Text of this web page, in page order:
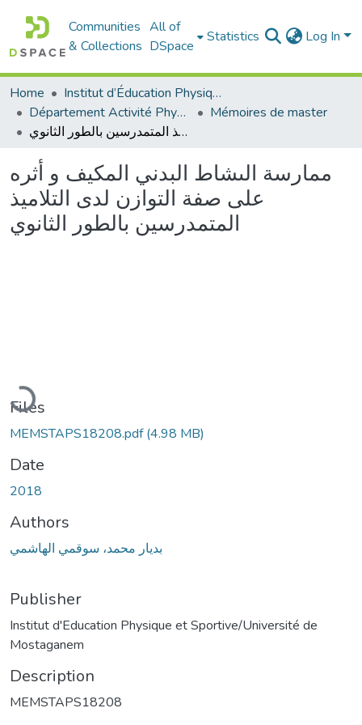
Communities
& Collections
All of
DSpace
Statistics Log In
Home
Institut d’Éducation Physique et Sportive
Département Activité Physique Adaptée (APA)
Mémoires de master
ممارسة الىشاط البدني المكيف و أثره على صفة التوازن لدى التلاميذ المتمدرسين بالطور الثانوي
ممارسة الىشاط البدني المكيف و أثره
على صفة التوازن لدى التلاميذ
المتمدرسين بالطور الثانوي
Files
MEMSTAPS18208.pdf(4.98 MB)
Date
2018
Authors
بديار محمد، سوقمي الهاشمي
Publisher
Institut d'Education Physique et Sportive/Université de
Mostaganem
Description
MEMSTAPS18208